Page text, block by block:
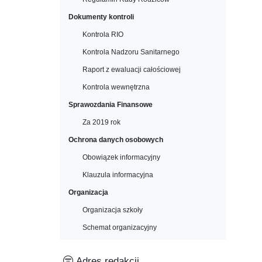
Dokumenty kontroli
Kontrola RIO
Kontrola Nadzoru Sanitarnego
Raport z ewaluacji całościowej
Kontrola wewnętrzna
Sprawozdania Finansowe
Za 2019 rok
Ochrona danych osobowych
Obowiązek informacyjny
Klauzula informacyjna
Organizacja
Organizacja szkoły
Schemat organizacyjny